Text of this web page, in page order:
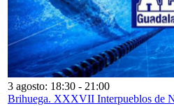
3 agosto: 18:30 - 21:00
Brihuega. XXXVII Interpueblos de